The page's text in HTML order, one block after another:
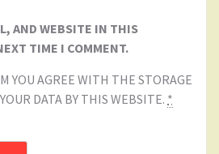
AND WEBSITE IN THIS
TIME I COMMENT.
YOU AGREE WITH THE STORAGE
DATA BY THIS WEBSITE. *